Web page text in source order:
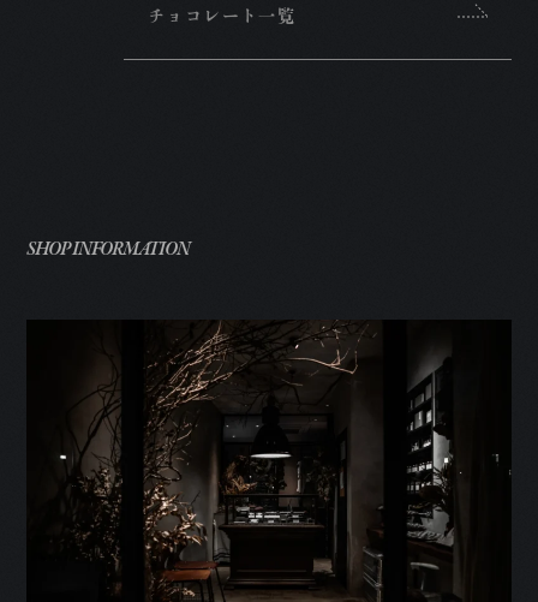
チョコレート一覧
SHOP INFORMATION